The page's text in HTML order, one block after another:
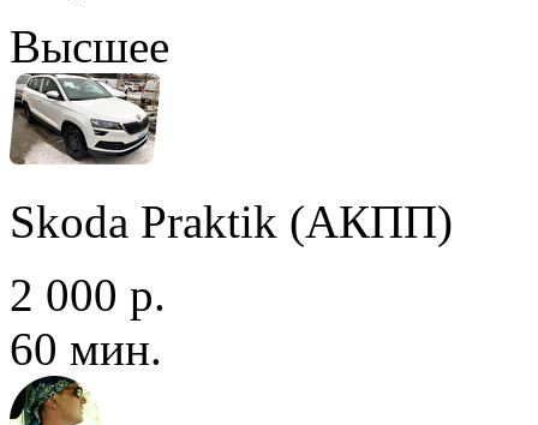
Высшее
Skoda Praktik (АКПП)
2 000 р.
60 мин.